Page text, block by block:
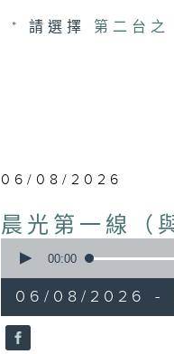
* 請選擇 第二台
06/08/2026
晨光第一線（
seconds
55
minutes,
59
seconds
90%
00:00
06/08/2026 -